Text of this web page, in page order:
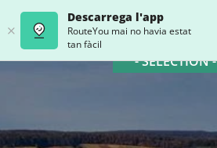
Descarrega l'app
RouteYou mai no havia estat
tan fàcil
- SELECTION -